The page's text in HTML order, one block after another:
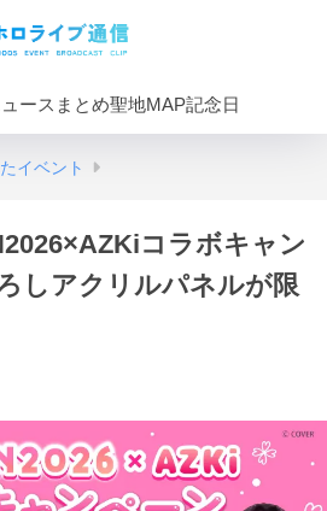
ースまとめ聖地MAP記念日
イベント
コラボキャン
しアクリルパネルが限